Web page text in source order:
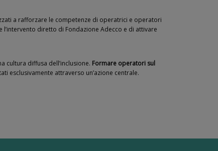
a rafforzare le competenze di operatrici e operatori
diretto di Fondazione Adecco e di attivare
cultura diffusa dell’inclusione. Formare operatori sul
esclusivamente attraverso un’azione centrale.